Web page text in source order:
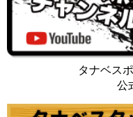
タナベス
公